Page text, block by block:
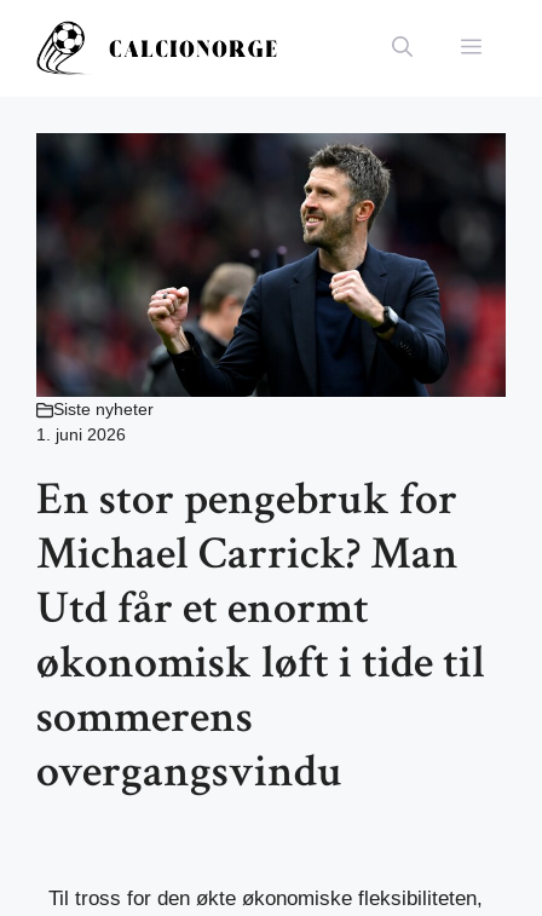
innhold
Meny
Siste nyheter
1. juni 2026
En stor pengebruk for
Michael Carrick? Man
Utd får et enormt
økonomisk løft i tide til
sommerens
overgangsvindu
Til tross for den økte økonomiske fleksibiliteten,